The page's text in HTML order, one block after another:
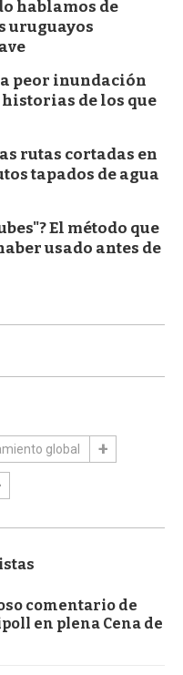
hablamos de
uruguayos
peor inundación
de los que
rutas cortadas en
tapados de agua
El método que
usado antes de
global
comentario de
en plena Cena de